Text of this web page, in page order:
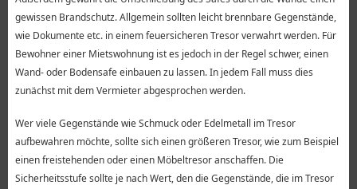
gewissen Brandschutz. Allgemein sollten leicht brennbare Gegenstände,
wie Dokumente etc. in einem feuersicheren Tresor verwahrt werden. Für
Bewohner einer Mietswohnung ist es jedoch in der Regel schwer, einen
Wand- oder Bodensafe einbauen zu lassen. In jedem Fall muss dies
zunächst mit dem Vermieter abgesprochen werden.
Wer viele Gegenstände wie Schmuck oder Edelmetall im Tresor
aufbewahren möchte, sollte sich einen größeren Tresor, wie zum Beispiel
einen freistehenden oder einen Möbeltresor anschaffen. Die
Sicherheitsstufe sollte je nach Wert, den die Gegenstände, die im Tresor